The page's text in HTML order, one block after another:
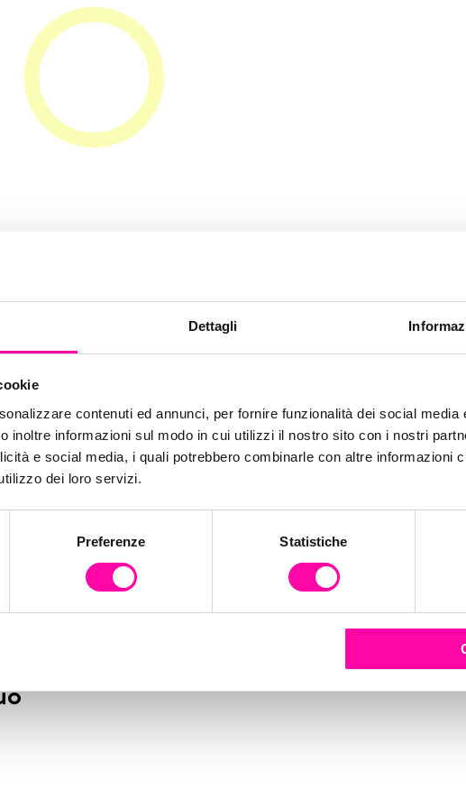
Dettagli
contenuti ed annunci, per fornire funzionalità dei social media
inoltre informazioni sul modo in cui utilizzi il nostro sito con i nostri
e social media, i quali potrebbero combinarle con altre informazioni
dei loro servizi.
Preferenze Statistiche
video lovers